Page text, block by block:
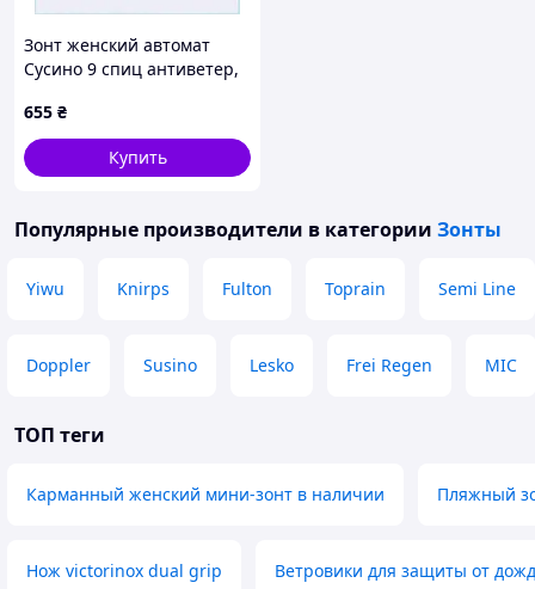
Зонт женский автомат
Сусино 9 спиц антиветер,
655 ₴
Купить
Популярные производители в категории Зонты
Yiwu Knirps Fulton Toprain Semi Line
Doppler Susino Lesko Frei Regen MIC
ТОП теги
Карманный женский мини-зонт в наличии Пляжный
Нож victorinox dual grip Ветровики для защиты от